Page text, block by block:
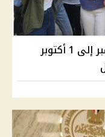
حقيقة تأجيل الدراسة: من 21 سبتمبر إلى 1 أكتوبر